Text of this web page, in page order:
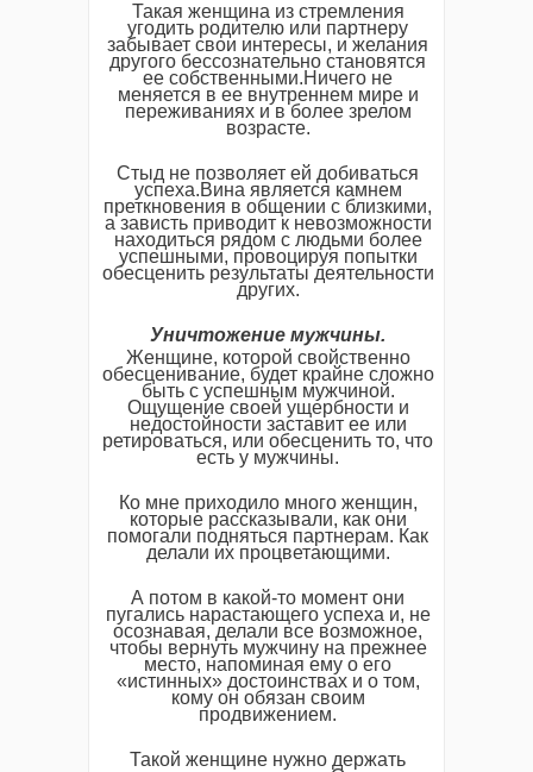
Такая женщина из стремления
угодить родителю или партнеру
забывает свои интересы, и желания
другого бессознательно становятся
ее собственными.Ничего не
меняется в ее внутреннем мире и
переживаниях и в более зрелом
возрасте.
Стыд не позволяет ей добиваться
успеха.Вина является камнем
преткновения в общении с близкими,
а зависть приводит к невозможности
находиться рядом с людьми более
успешными, провоцируя попытки
обесценить результаты деятельности
других.
Уничтожение мужчины.
Женщине, которой свойственно
обесценивание, будет крайне сложно
быть с успешным мужчиной.
Ощущение своей ущербности и
недостойности заставит ее или
ретироваться, или обесценить то, что
есть у мужчины.
Ко мне приходило много женщин,
которые рассказывали, как они
помогали подняться партнерам. Как
делали их процветающими.
А потом в какой-то момент они
пугались нарастающего успеха и, не
осознавая, делали все возможное,
чтобы вернуть мужчину на прежнее
место, напоминая ему о его
«истинных» достоинствах и о том,
кому он обязан своим
продвижением.
Такой женщине нужно держать